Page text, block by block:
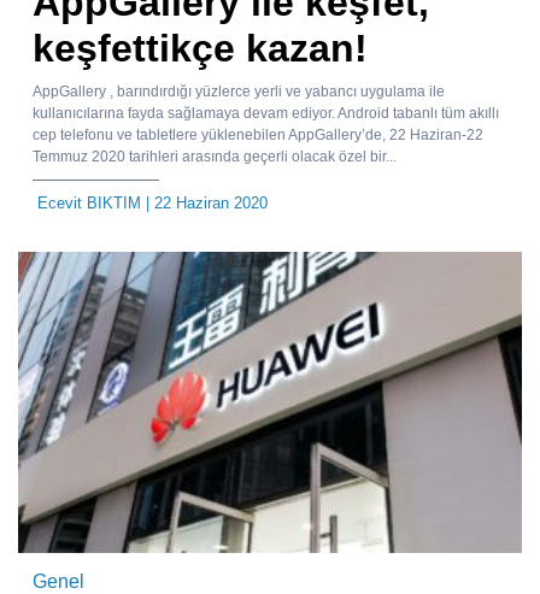
keşfettikçe kazan!
AppGallery , barındırdığı yüzlerce yerli ve yabancı uygulama ile
kullanıcılarına fayda sağlamaya devam ediyor. Android tabanlı tüm akıllı
cep telefonu ve tabletlere yüklenebilen AppGallery’de, 22 Haziran-22
Temmuz 2020 tarihleri arasında geçerli olacak özel bir...
Ecevit BIKTIM | 22 Haziran 2020
Genel